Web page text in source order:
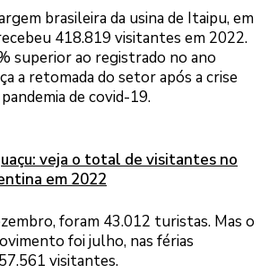
brasileira da usina de Itaipu, em
418.819 visitantes em 2022.
superior ao registrado no ano
a retomada do setor após a crise
de covid-19.
veja o total de visitantes no
em 2022
foram 43.012 turistas. Mas o
foi julho, nas férias
visitantes.